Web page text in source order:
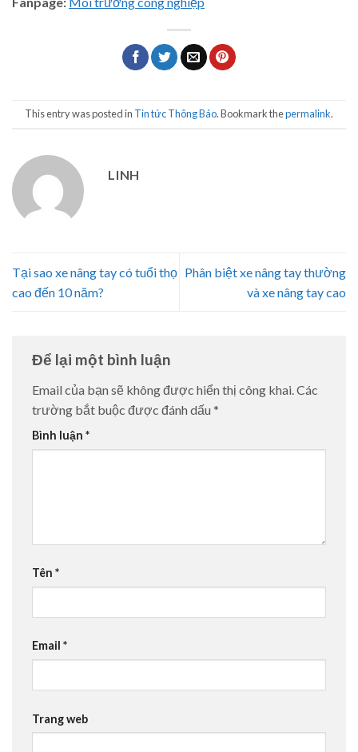
This entry was posted in Tin tức Thông Báo. Bookmark thepermalink.
LINH
Tại sao xe nâng tay có tuổi thọ
cao đến 10 năm?
Phân biệt xe nâng tay thường
và xe nâng tay cao
Để lại một bình luận
Email của bạn sẽ không được hiển thị công khai.Các
trường bắt buộc được đánh dấu *
Bình luận *
Tên *
Email *
Trang web